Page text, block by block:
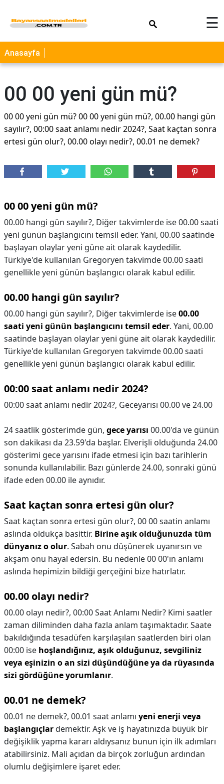
☰
Anasayfa
00 00 yeni gün mü?
00 00 yeni gün mü? 00 00 yeni gün mü?, 00.00 hangi gün
sayılır?, 00:00 saat anlamı nedir 2024?, Saat kaçtan sonra
ertesi gün olur?, 00.00 olayı nedir?, 00.01 ne demek?
00 00 yeni gün mü?
00.00 hangi gün sayılır?, Diğer takvimlerde ise 00.00 saati
yeni günün başlangıcını temsil eder. Yani, 00.00 saatinde
başlayan olaylar yeni güne ait olarak kaydedilir.
Türkiye'de kullanılan Gregoryen takvimde 00.00 saati
genellikle yeni günün başlangıcı olarak kabul edilir.
00.00 hangi gün sayılır?
00.00 hangi gün sayılır?, Diğer takvimlerde ise00.00
saati yeni günün başlangıcını temsil eder. Yani, 00.00
saatinde başlayan olaylar yeni güne ait olarak kaydedilir.
Türkiye'de kullanılan Gregoryen takvimde 00.00 saati
genellikle yeni günün başlangıcı olarak kabul edilir.
00:00 saat anlamı nedir 2024?
00:00 saat anlamı nedir 2024?, Geceyarısı 00.00 ve 24.00
24 saatlik gösterimde gün, gece yarısı 00.00'da ve günün
son dakikası da 23.59'da başlar. Elverişli olduğunda 24.00
gösterimi gece yarısını ifade etmesi için bazı tarihlerin
sonunda kullanılabilir. Bazı günlerde 24.00, sonraki günü
ifade eden 00.00 ile aynıdır.
Saat kaçtan sonra ertesi gün olur?
Saat kaçtan sonra ertesi gün olur?, 00 00 saatin anlamı
aslında oldukça basittir. Birine aşık olduğunuzda tüm
dünyanız o olur. Sabah onu düşünerek uyanırsın ve
akşam onu ​​hayal edersin. Bu nedenle 00 00'ın anlamı
aslında hepimizin bildiği gerçeğini bize hatırlatır.
00.00 olayı nedir?
00.00 olayı nedir?, 00:00 Saat Anlamı Nedir? Kimi saatler
zaman diliminden daha fazla anlam taşımaktadır. Saate
bakıldığında tesadüfen karşılaşılan saatlerden biri olan
00:00 ise hoşlandığınız, aşık olduğunuz, sevgiliniz
veya eşinizin o an sizi düşündüğüne ya da rüyasında
sizi gördüğüne yorumlanır.
00.01 ne demek?
00.01 ne demek?, 00.01 saat anlamı yeni enerji veya
başlangıçlardemektir. Aşk ve iş hayatınızda büyük bir
değişiklik yapma kararı aldıysanız bunun için ilk adımları
atabilirsiniz. Mali açıdan da birçok zorluğun ardından
olumlu değişimlere işaret eder.